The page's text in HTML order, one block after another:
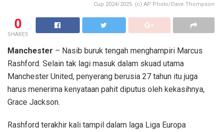
Cup 2024/2025. (c) AP Photo/Dave Thompson
0
SHARES
Manchester – Nasib buruk tengah menghampiri Marcus
Rashford. Selain tak lagi masuk dalam skuad utama
Manchester United, penyerang berusia 27 tahun itu juga
harus menerima kenyataan pahit diputus oleh kekasihnya,
Grace Jackson.
Rashford terakhir kali tampil dalam laga Liga Europa